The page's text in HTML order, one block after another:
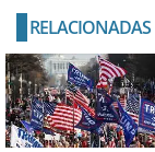
RELACIONADAS